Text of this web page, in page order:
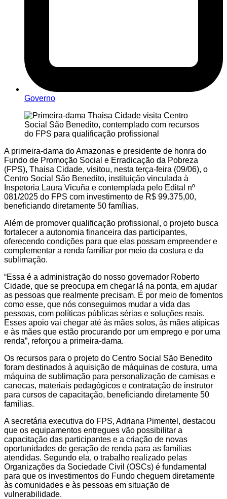
Governo
A primeira-dama do Amazonas e presidente de honra do
Fundo de Promoção Social e Erradicação da Pobreza
(FPS), Thaisa Cidade, visitou, nesta terça-feira (09/06), o
Centro Social São Benedito, instituição vinculada à
Inspetoria Laura Vicuña e contemplada pelo Edital nº
081/2025 do FPS com investimento de R$ 99.375,00,
beneficiando diretamente 50 famílias.
Além de promover qualificação profissional, o projeto busca
fortalecer a autonomia financeira das participantes,
oferecendo condições para que elas possam empreender e
complementar a renda familiar por meio da costura e da
sublimação.
“Essa é a administração do nosso governador Roberto
Cidade, que se preocupa em chegar lá na ponta, em ajudar
as pessoas que realmente precisam. É por meio de fomentos
como esse, que nós conseguimos mudar a vida das
pessoas, com políticas públicas sérias e soluções reais.
Esses apoio vai chegar até às mães solos, às mães atípicas
e às mães que estão procurando por um emprego e por uma
renda”, reforçou a primeira-dama.
Os recursos para o projeto do Centro Social São Benedito
foram destinados à aquisição de máquinas de costura, uma
máquina de sublimação para personalização de camisas e
canecas, materiais pedagógicos e contratação de instrutor
para cursos de capacitação, beneficiando diretamente 50
famílias.
A secretária executiva do FPS, Adriana Pimentel, destacou
que os equipamentos entregues vão possibilitar a
capacitação das participantes e a criação de novas
oportunidades de geração de renda para as famílias
atendidas. Segundo ela, o trabalho realizado pelas
Organizações da Sociedade Civil (OSCs) é fundamental
para que os investimentos do Fundo cheguem diretamente
às comunidades e às pessoas em situação de
vulnerabilidade.